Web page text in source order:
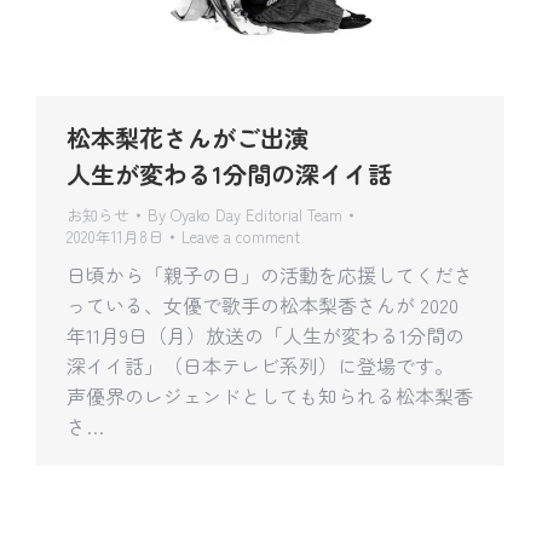
松本梨花さんがご出演
人生が変わる1分間の深イイ話
お知らせ By Oyako Day Editorial Team
2020年11月8日
Leave a comment
日頃から「親子の日」の活動を応援してくださ
っている、女優で歌手の松本梨香さんが 2020
年11月9日（月）放送の「人生が変わる1分間の
深イイ話」（日本テレビ系列）に登場です。
声優界のレジェンドとしても知られる松本梨香
さ…